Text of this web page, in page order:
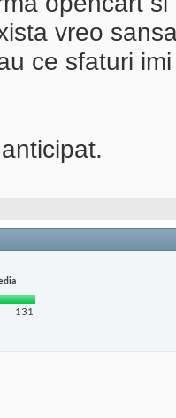
vreo
ce sfaturi
131